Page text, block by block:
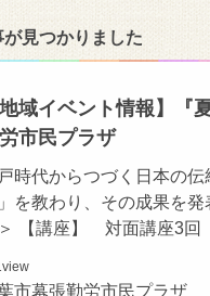
が見つかりました
地域イベント情報】『
市民プラザ
時代からつづく日本の
を教わり、その成果を
【講座】 対面講座3
view
市幕張勤労市民プラザ